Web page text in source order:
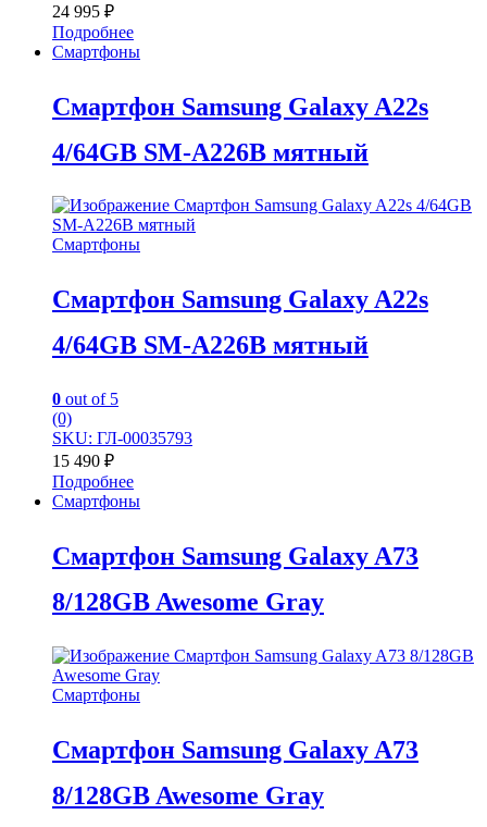
24 995 ₽
Подробнее
Смартфоны
Смартфон Samsung Galaxy A22s
4/64GB SM-A226B мятный
Смартфоны
Смартфон Samsung Galaxy A22s
4/64GB SM-A226B мятный
0 out of 5
(0)
SKU: ГЛ-00035793
15 490 ₽
Подробнее
Смартфоны
Смартфон Samsung Galaxy A73
8/128GB Awesome Gray
Смартфоны
Смартфон Samsung Galaxy A73
8/128GB Awesome Gray